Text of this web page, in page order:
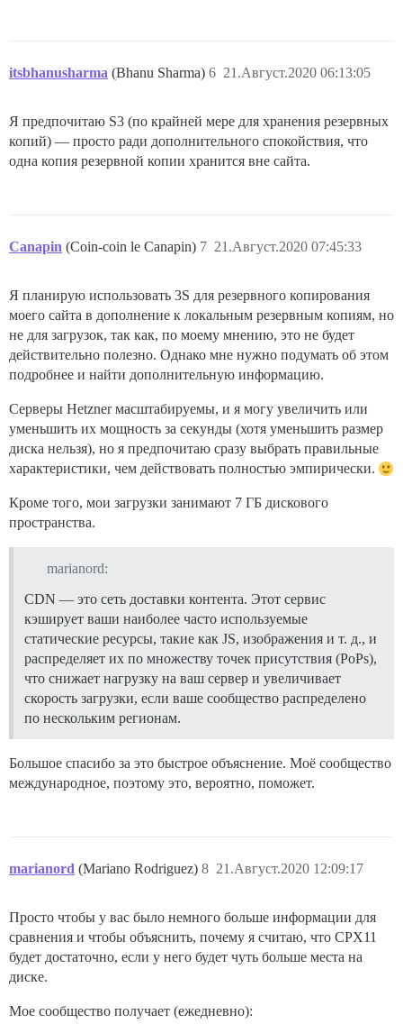
itsbhanusharma (Bhanu Sharma) 21.Август.2020 06:13:05
6
Я предпочитаю S3 (по крайней мере для хранения резервных
копий) — просто ради дополнительного спокойствия, что
одна копия резервной копии хранится вне сайта.
Canapin (Coin-coin le Canapin) 21.Август.2020 07:45:33
7
Я планирую использовать 3S для резервного копирования
моего сайта в дополнение к локальным резервным копиям, но
не для загрузок, так как, по моему мнению, это не будет
действительно полезно. Однако мне нужно подумать об этом
подробнее и найти дополнительную информацию.
Серверы Hetzner масштабируемы, и я могу увеличить или
уменьшить их мощность за секунды (хотя уменьшить размер
диска нельзя), но я предпочитаю сразу выбрать правильные
характеристики, чем действовать полностью эмпирически.
Кроме того, мои загрузки занимают 7 ГБ дискового
пространства.
marianord:
CDN — это сеть доставки контента. Этот сервис
кэширует ваши наиболее часто используемые
статические ресурсы, такие как JS, изображения и т. д., и
распределяет их по множеству точек присутствия (PoPs),
что снижает нагрузку на ваш сервер и увеличивает
скорость загрузки, если ваше сообщество распределено
по нескольким регионам.
Большое спасибо за это быстрое объяснение. Моё сообщество
международное, поэтому это, вероятно, поможет.
marianord (Mariano Rodriguez) 21.Август.2020 12:09:17
8
Просто чтобы у вас было немного больше информации для
сравнения и чтобы объяснить, почему я считаю, что CPX11
будет достаточно, если у него будет чуть больше места на
диске.
Мое сообщество получает (ежедневно):